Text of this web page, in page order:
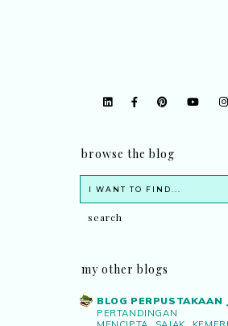
browse the blog
my other blogs
BLOG PERPUSTAKAAN
PERTANDINGAN